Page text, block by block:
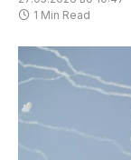
1 Min Read